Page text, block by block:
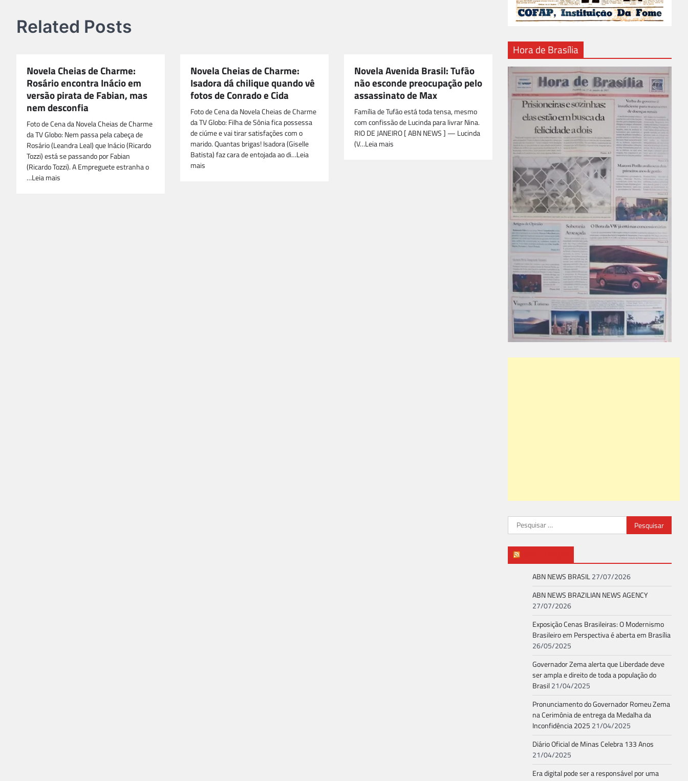
Related Posts
Novela Cheias de Charme:
Rosário encontra Inácio em
versão pirata de Fabian, mas
nem desconfia
Foto de Cena da Novela Cheias de Charme
da TV Globo: Nem passa pela cabeça de
Rosário (Leandra Leal) que Inácio (Ricardo
Tozzi) está se passando por Fabian
(Ricardo Tozzi). A Empreguete estranha o
…Leia mais
Novela Cheias de Charme:
Isadora dá chilique quando vê
fotos de Conrado e Cida
Foto de Cena da Novela Cheias de Charme
da TV Globo: Filha de Sônia fica possessa
de ciúme e vai tirar satisfações com o
marido. Quantas brigas! Isadora (Giselle
Batista) faz cara de entojada ao di…Leia
mais
Novela Avenida Brasil: Tufão
não esconde preocupação pelo
assassinato de Max
Família de Tufão está toda tensa, mesmo
com confissão de Lucinda para livrar Nina.
RIO DE JANEIRO [ ABN NEWS ] — Lucinda
(V…Leia mais
Hora de Brasília
Pesquisar
por:
ABN NEWS BRASIL27/07/2026
ABN NEWS BRAZILIAN NEWS AGENCY
27/07/2026
Exposição Cenas Brasileiras: O Modernismo
Brasileiro em Perspectiva é aberta em Brasília
26/05/2025
Governador Zema alerta que Liberdade deve
ser ampla e direito de toda a população do
Brasil21/04/2025
Pronunciamento do Governador Romeu Zema
na Cerimônia de entrega da Medalha da
Inconfidência 2025 21/04/2025
Diário Oficial de Minas Celebra 133 Anos
21/04/2025
Era digital pode ser a responsável por uma